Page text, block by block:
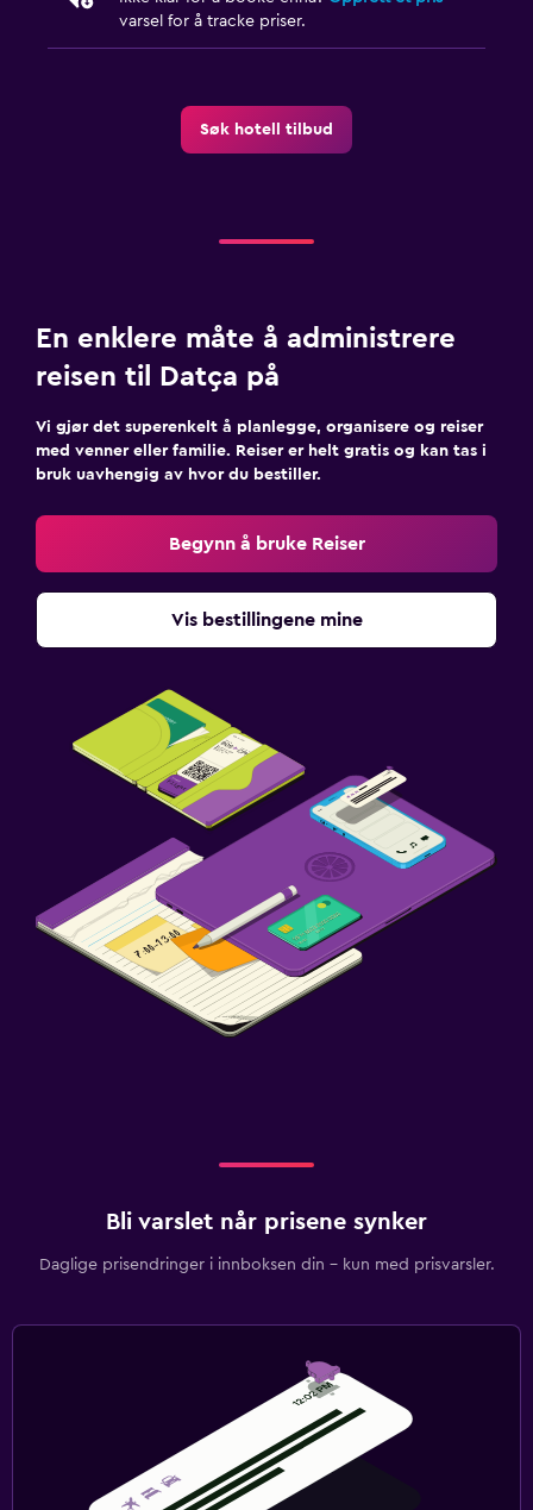
varsel for å tracke priser.
Søk hotell tilbud
En enklere måte å administrere
reisen til Datça på
Vi gjør det superenkelt å planlegge, organisere og reiser
med venner eller familie. Reiser er helt gratis og kan tas i
bruk uavhengig av hvor du bestiller.
Begynn å bruke Reiser
Vis bestillingene mine
Bli varslet når prisene synker
Daglige prisendringer i innboksen din – kun med prisvarsler.